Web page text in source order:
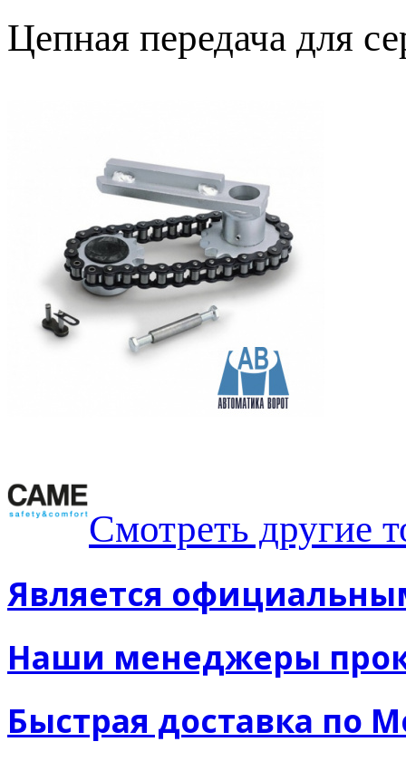
Цепная передача для
Смотреть другие
Является
Наши менеджеры
Быстрая доставка по